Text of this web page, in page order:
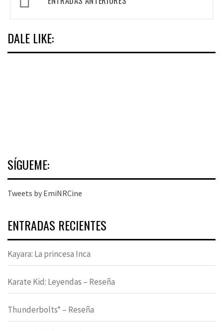
de
DALE LIKE:
SÍGUEME:
Tweets by EmiNRCine
ENTRADAS RECIENTES
Kayara: La princesa Inca
Karate Kid: Leyendas – Reseña
Thunderbolts* – Reseña